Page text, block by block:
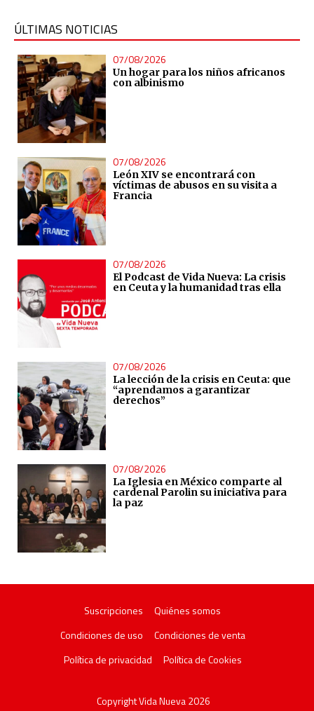
ÚLTIMAS NOTICIAS
07/08/2026
Un hogar para los niños africanos
con albinismo
07/08/2026
León XIV se encontrará con
víctimas de abusos en su visita a
Francia
07/08/2026
El Podcast de Vida Nueva: La crisis
en Ceuta y la humanidad tras ella
07/08/2026
La lección de la crisis en Ceuta: que
“aprendamos a garantizar
derechos”
07/08/2026
La Iglesia en México comparte al
cardenal Parolin su iniciativa para
la paz
Suscripciones
Quiénes somos
Condiciones de uso
Condiciones de venta
Política de privacidad
Política de Cookies
Copyright Vida Nueva 2026